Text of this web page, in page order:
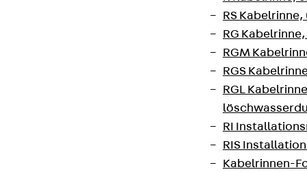
RS
RG
RGM
RGS
RGL
RI
RIS
Kabelrinnen-